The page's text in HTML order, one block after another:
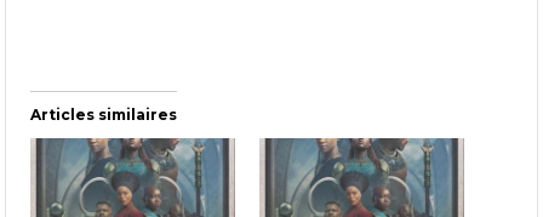
Articles similaires